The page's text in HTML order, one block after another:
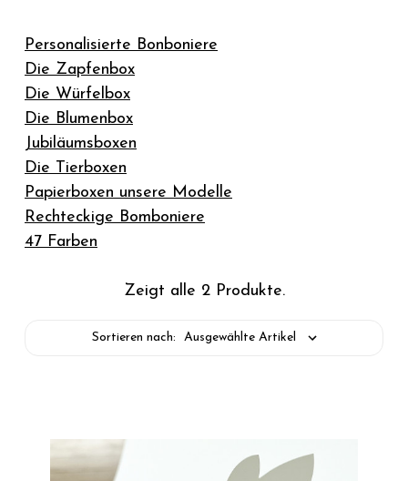
Personalisierte Bonboniere
Die Zapfenbox
Die Würfelbox
Die Blumenbox
Jubiläumsboxen
Die Tierboxen
Papierboxen unsere Modelle
Rechteckige Bomboniere
47 Farben
Zeigt alle 2 Produkte.
Sortieren nach: